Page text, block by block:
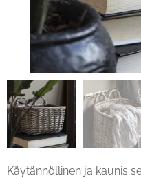
Käytännöllinen ja kaunis